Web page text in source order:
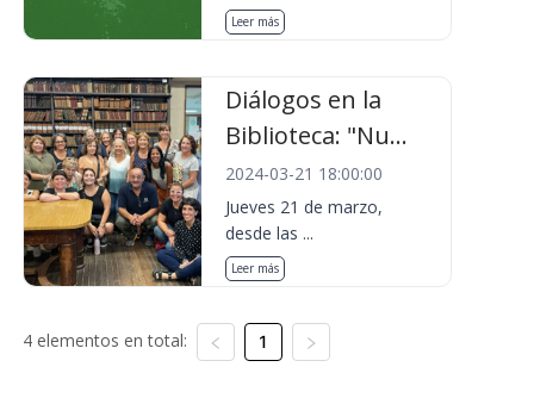
Leer más
Diálogos en la
Biblioteca: "Nu...
2024-03-21 18:00:00
Jueves 21 de marzo,
desde las ...
Leer más
4 elementos en total: 1